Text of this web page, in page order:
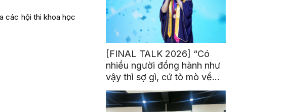
các hội thi khoa học
[FINAL TALK 2026] “Có
nhiều người đồng hành như
vậy thì sợ gì, cứ tò mò về
thế giới thôi”